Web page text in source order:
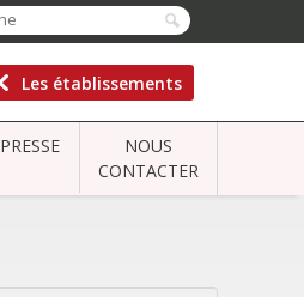
Les établissements
PRESSE
NOUS
CONTACTER